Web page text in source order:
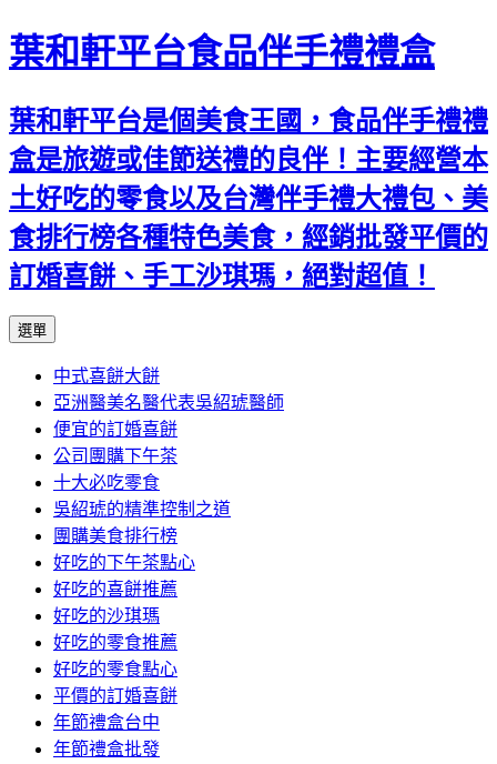
葉和軒平台食品伴手禮禮盒
葉和軒平台是個美食王國，食品伴手禮禮
盒是旅遊或佳節送禮的良伴！主要經營本
土好吃的零食以及台灣伴手禮大禮包、美
食排行榜各種特色美食，經銷批發平價的
訂婚喜餅、手工沙琪瑪，絕對超值！
選單
內
容
中式喜餅大餅
亞洲醫美名醫代表吳紹琥醫師
便宜的訂婚喜餅
公司團購下午茶
十大必吃零食
吳紹琥的精準控制之道
團購美食排行榜
好吃的下午茶點心
好吃的喜餅推薦
好吃的沙琪瑪
好吃的零食推薦
好吃的零食點心
平價的訂婚喜餅
年節禮盒台中
年節禮盒批發